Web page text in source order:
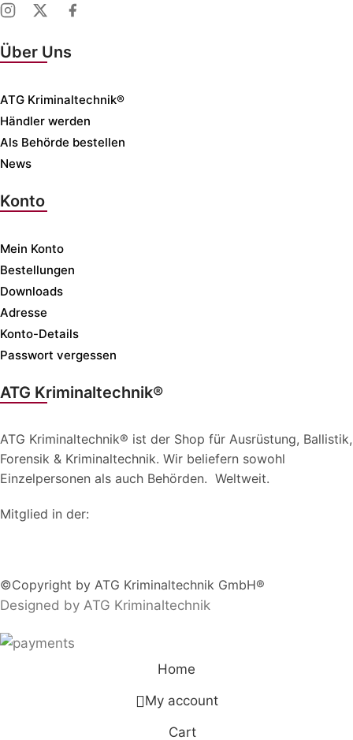
Über Uns
ATG Kriminaltechnik®
Händler werden
Als Behörde bestellen
News
Konto
Mein Konto
Bestellungen
Downloads
Adresse
Konto-Details
Passwort vergessen
ATG Kriminaltechnik®
ATG Kriminaltechnik® ist der Shop für Ausrüstung, Ballistik,
Forensik & Kriminaltechnik. Wir beliefern sowohl
Einzelpersonen als auch Behörden. Weltweit.
Mitglied in der:
©Copyright by ATG Kriminaltechnik GmbH®
Designed by ATG Kriminaltechnik
Home
My account
Cart